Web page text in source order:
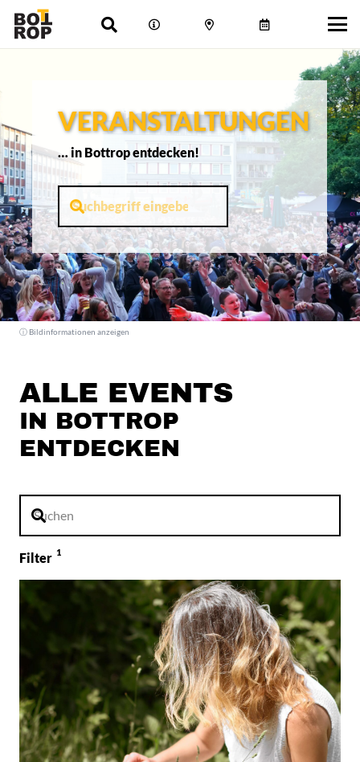
VERANSTALTUNGEN
… in Bottrop entdecken!
ⓘ Bildinformationen anzeigen
ALLE EVENTS
IN BOTTROP
ENTDECKEN
Filter